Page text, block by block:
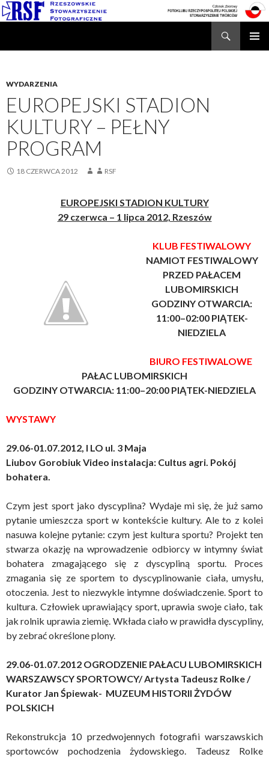
WYDARZENIA
EUROPEJSKI STADION
KULTURY – PEŁNY
PROGRAM
18 CZERWCA 2012 RSF
EUROPEJSKI STADION KULTURY
29 czerwca – 1 lipca 2012, Rzeszów
KLUB FESTIWALOWY
NAMIOT FESTIWALOWY
PRZED PAŁACEM
LUBOMIRSKICH
GODZINY OTWARCIA:
11:00–02:00 PIĄTEK-
NIEDZIELA
BIURO FESTIWALOWE
PAŁAC LUBOMIRSKICH
GODZINY OTWARCIA: 11:00–20:00 PIĄTEK-NIEDZIELA
WYSTAWY
29.06-01.07.2012, I LO ul. 3 Maja
Liubov Gorobiuk Video instalacja: Cultus agri. Pokój
bohatera.
Czym jest sport jako dyscyplina? Wydaje mi się, że już samo
pytanie umieszcza sport w kontekście kultury. Ale to z kolei
nasuwa kolejne pytanie: czym jest kultura sportu? Projekt ten
stwarza okazję na wprowadzenie odbiorcy w intymny świat
bohatera zmagającego się z dyscypliną sportu. Proces
zmagania się ze sportem to dyscyplinowanie ciała, umysłu,
otoczenia. Jest to niezwykle intymne doświadczenie. Sport to
kultura. Człowiek uprawiający sport, uprawia swoje ciało, tak
jak rolnik uprawia ziemię. Wkłada ciało w prawidła dyscypliny,
by zebrać określone plony.
29.06-01.07.2012 OGRODZENIE PAŁACU LUBOMIRSKICH
WARSZAWSCY SPORTOWCY/ Artysta Tadeusz Rolke /
Kurator Jan Śpiewak- MUZEUM HISTORII ŻYDÓW
POLSKICH
Rekonstrukcja 10 przedwojennych fotografii warszawskich
sportowców pochodzenia żydowskiego. Tadeusz Rolke